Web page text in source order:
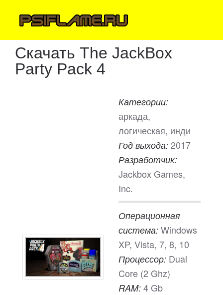
Скачать The JackBox
Party Pack 4
Категории:
аркада,
логическая, инди
Год выхода: 2017
Разработчик:
Jackbox Games,
Inc.
Операционная
система: Windows
XP, Vista, 7, 8, 10
Процессор: Dual
Core (2 Ghz)
RAM: 4 Gb